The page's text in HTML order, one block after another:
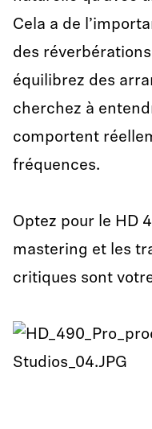
Cela a de
des
équilibrez des
cherchez à
comportent
fréquences.
Optez pour le HD
mastering et les
critiques sont